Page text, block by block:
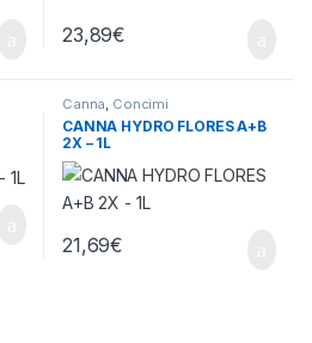
23,89€
Canna, Concimi
CANNA HYDRO FLORES A+B
2X – 1L
21,69€